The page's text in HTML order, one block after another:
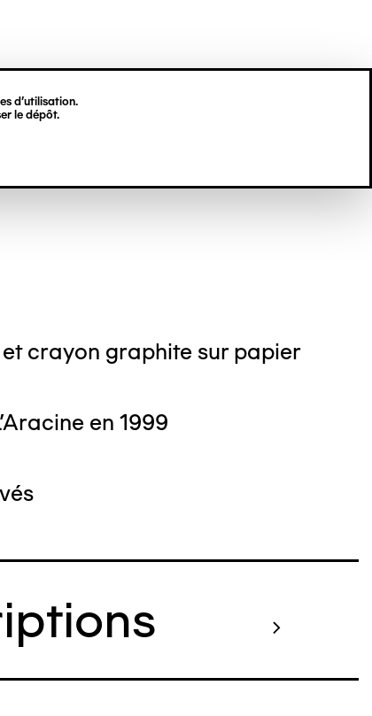
d’utilisation.
le dépôt.
et crayon graphite sur papier
en 1999